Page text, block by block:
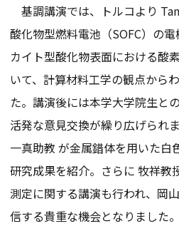
基調講演では、トルコより
酸化物型燃料電池（SOFC）の
カイト型酸化物表面における酸
いて、計算材料工学の観点から
た。講演後には本学大学院生と
活発な意見交換が繰り広げられ
一真助教 が金属錯体を用いた白
研究成果を紹介。さらに 牧祥教
測定に関する講演も行われ、岡
信する貴重な機会となりました。